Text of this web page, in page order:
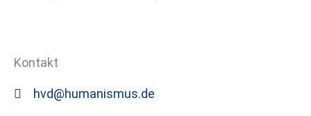
Kontakt
hvd@humanismus.de